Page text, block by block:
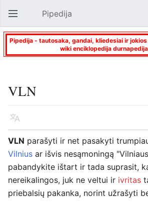
Atverti pagrindinį meniu Pipedija
Pipedija - tautosaka, gandai, kliedesiai ir
wiki enciklopedija
VLN
Kalba
VLN parašyti ir net pasakyti
Vilnius ar išvis nesąmoningą
pabandykite ištart ir tada suprasit,
nereikalingos, juk ne veltui ir ivritas
priebalsių pakanka, norint užrašyti